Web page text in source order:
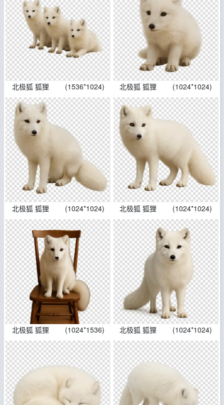
北极狐 狐狸 (1536*1024) 北极狐 狐狸 (1024*1024)
北极狐 狐狸 (1024*1024) 北极狐 狐狸 (1024*1024)
北极狐 狐狸 (1024*1536) 北极狐 狐狸 (1024*1024)